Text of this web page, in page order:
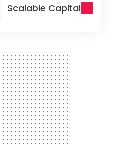
Scalable Capital